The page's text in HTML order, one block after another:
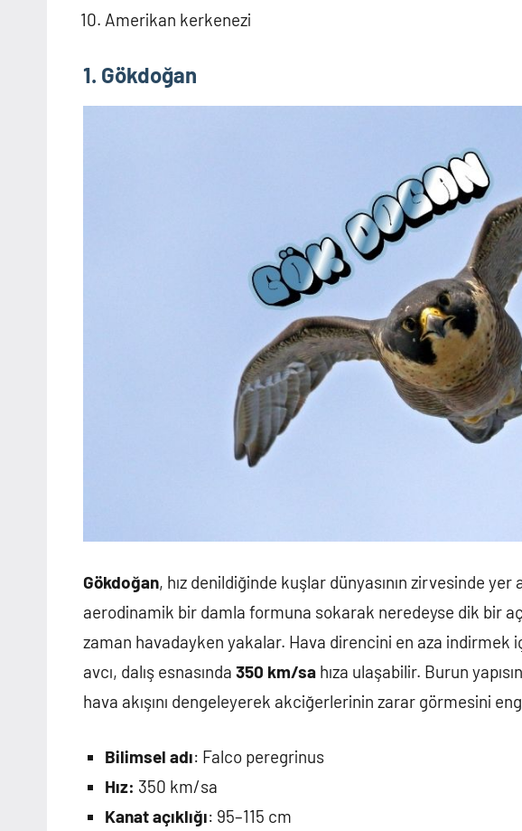
Amerikan kerkenezi
1. Gökdoğan
Gökdoğan, hız denildiğinde kuşlar dünyasının zirvesinde yer
aerodinamik bir damla formuna sokarak neredeyse dik bir
zaman havadayken yakalar. Hava direncini en aza indirmek
avcı, dalış esnasında 350 km/sa hıza ulaşabilir. Burun
hava akışını dengeleyerek akciğerlerinin zarar görmesini
Bilimsel adı: Falco peregrinus
Hız: 350 km/sa
Kanat açıklığı: 95–115 cm